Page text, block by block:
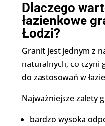
Dlaczego
łazienkowe
Łodzi?
Granit jest jednym z
naturalnych, co czyni
do zastosowań w
Najważniejsze zalety
bardzo wysoka